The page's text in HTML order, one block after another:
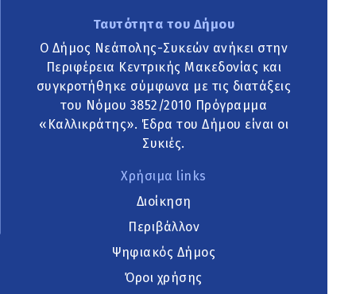
Ταυτότητα του Δήμου
Ο Δήμος Νεάπολης-Συκεών ανήκει στην
Περιφέρεια Κεντρικής Μακεδονίας και
συγκροτήθηκε σύμφωνα με τις διατάξεις
του Νόμου 3852/2010 Πρόγραμμα
«Καλλικράτης». Έδρα του Δήμου είναι οι
Συκιές.
Χρήσιμα links
Διοίκηση
Περιβάλλον
Ψηφιακός Δήμος
Όροι χρήσης